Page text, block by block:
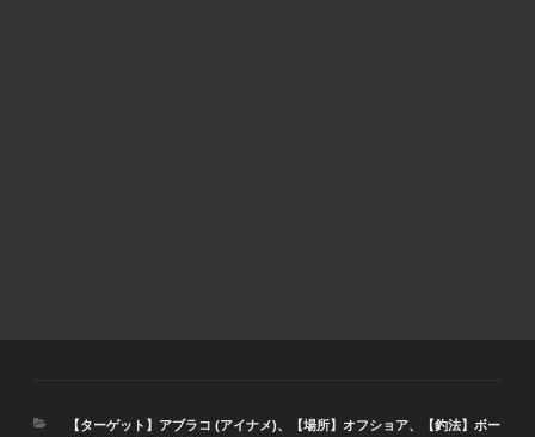
カ【ターゲット】アブラコ (アイナメ)、 【場所】オフショア、
【釣法】ボー